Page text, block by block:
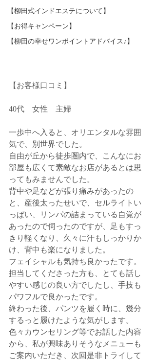
【柳田式インドエステについて】
【お得キャンペーン】
【柳田の幸せワンポイントアドバイス♪】
【お客様口コミ】
40代　女性　主婦
一歩中へ入ると、オリエンタルな雰囲
気で、別世界でした。
自由が丘から徒歩圏内で、こんなにお
部屋も広くて素敵なお店があるとは思
ってもみませんでした。
背中や足などが張り痛みがあったの
と、産後太ったせいで、セルライトい
っぱい、リンパの詰まっている自覚が
あったので伺ったのですが、足もすっ
きり軽くなり、久々に汗もしっかりか
け、背中も楽になりました。
フェイシャルも気持ち良かったです。
担当してくださった方も、とても話し
やすい感じの良い方でしたし、手技も
パワフルで良かったです。
終わった後、パンツを履く時に、幾分
するっと履けたような気がします。
色々カウンセリング等でお話した内容
から、私が興味ありそうなメニューも
ご案内いただき、次回是非トライして